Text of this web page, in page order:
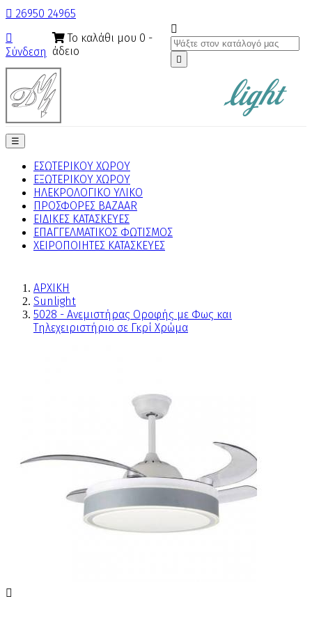
 26950 24965

Σύνδεση
Το καλάθι μου 0 -
άδειο


Toggle
navigation
☰
ΕΣΩΤΕΡΙΚΟΥ ΧΩΡΟΥ
ΕΞΩΤΕΡΙΚΟΥ ΧΩΡΟΥ
ΗΛΕΚΡΟΛΟΓΙΚΟ ΥΛΙΚΟ
ΠΡΟΣΦΟΡΕΣ BAZAAR
ΕΙΔΙΚΕΣ ΚΑΤΑΣΚΕΥΕΣ
ΕΠΑΓΓΕΛΜΑΤΙΚΟΣ ΦΩΤΙΣΜΟΣ
ΧΕΙΡΟΠΟΙΗΤΕΣ ΚΑΤΑΣΚΕΥΕΣ
ΑΡΧΙΚΗ
Sunlight
5028 - Ανεμιστήρας Οροφής με Φως και
Τηλεχειριστήριο σε Γκρί Χρώμα
